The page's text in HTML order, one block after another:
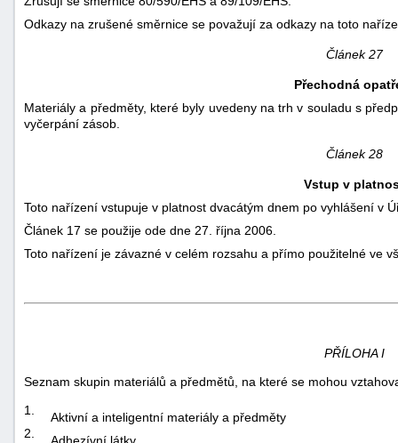
Odkazy na zrušené směrnice se považují za odkazy na toto
Článek 27
Přechodná
Materiály a předměty, které byly uvedeny na trh v souladu s
vyčerpání zásob.
Článek 28
Vstup v
Toto nařízení vstupuje v platnost dvacátým dnem po vyhlášení v
Článek 17 se použije ode dne 27. října 2006.
Toto nařízení je závazné v celém rozsahu a přímo použitelné ve
PŘÍLOHA I
Seznam skupin materiálů a předmětů, na které se mohou
1.
Aktivní a inteligentní materiály a předměty
2.
Adhezívní látky